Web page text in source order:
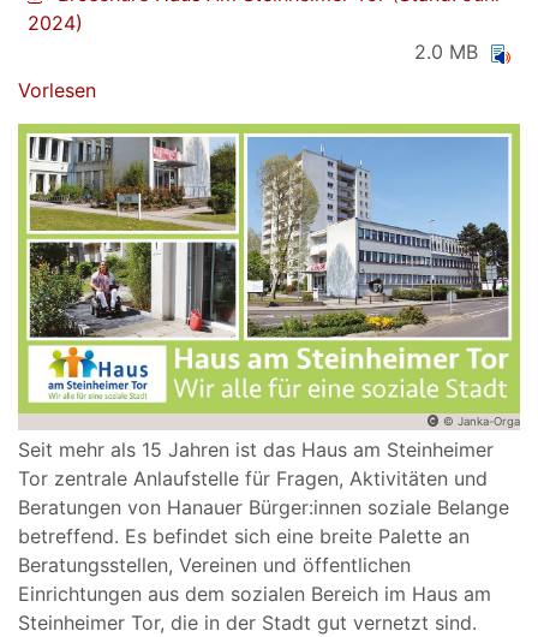
Vorlesen
© Janka-Orga
Seit mehr als 15 Jahren ist das Haus am Steinheimer
Tor zentrale Anlaufstelle für Fragen, Aktivitäten und
Beratungen von Hanauer Bürger:innen soziale Belange
betreffend. Es befindet sich eine breite Palette an
Beratungsstellen, Vereinen und öffentlichen
Einrichtungen aus dem sozialen Bereich im Haus am
Steinheimer Tor, die in der Stadt gut vernetzt sind.
2024)
2.0 MB